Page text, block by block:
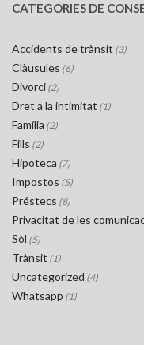
CATEGORIES DE
Accidents de trànsit (3)
Clàusules (6)
Divorci (2)
Dret a la intimitat (1)
Família (2)
Fills (2)
Hipoteca (7)
Impostos (5)
Préstecs (8)
Privacitat de les
Sòl (5)
Trànsit (1)
Uncategorized (4)
Whatsapp (1)